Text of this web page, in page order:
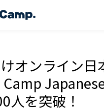
けオンライン日
人を突破！